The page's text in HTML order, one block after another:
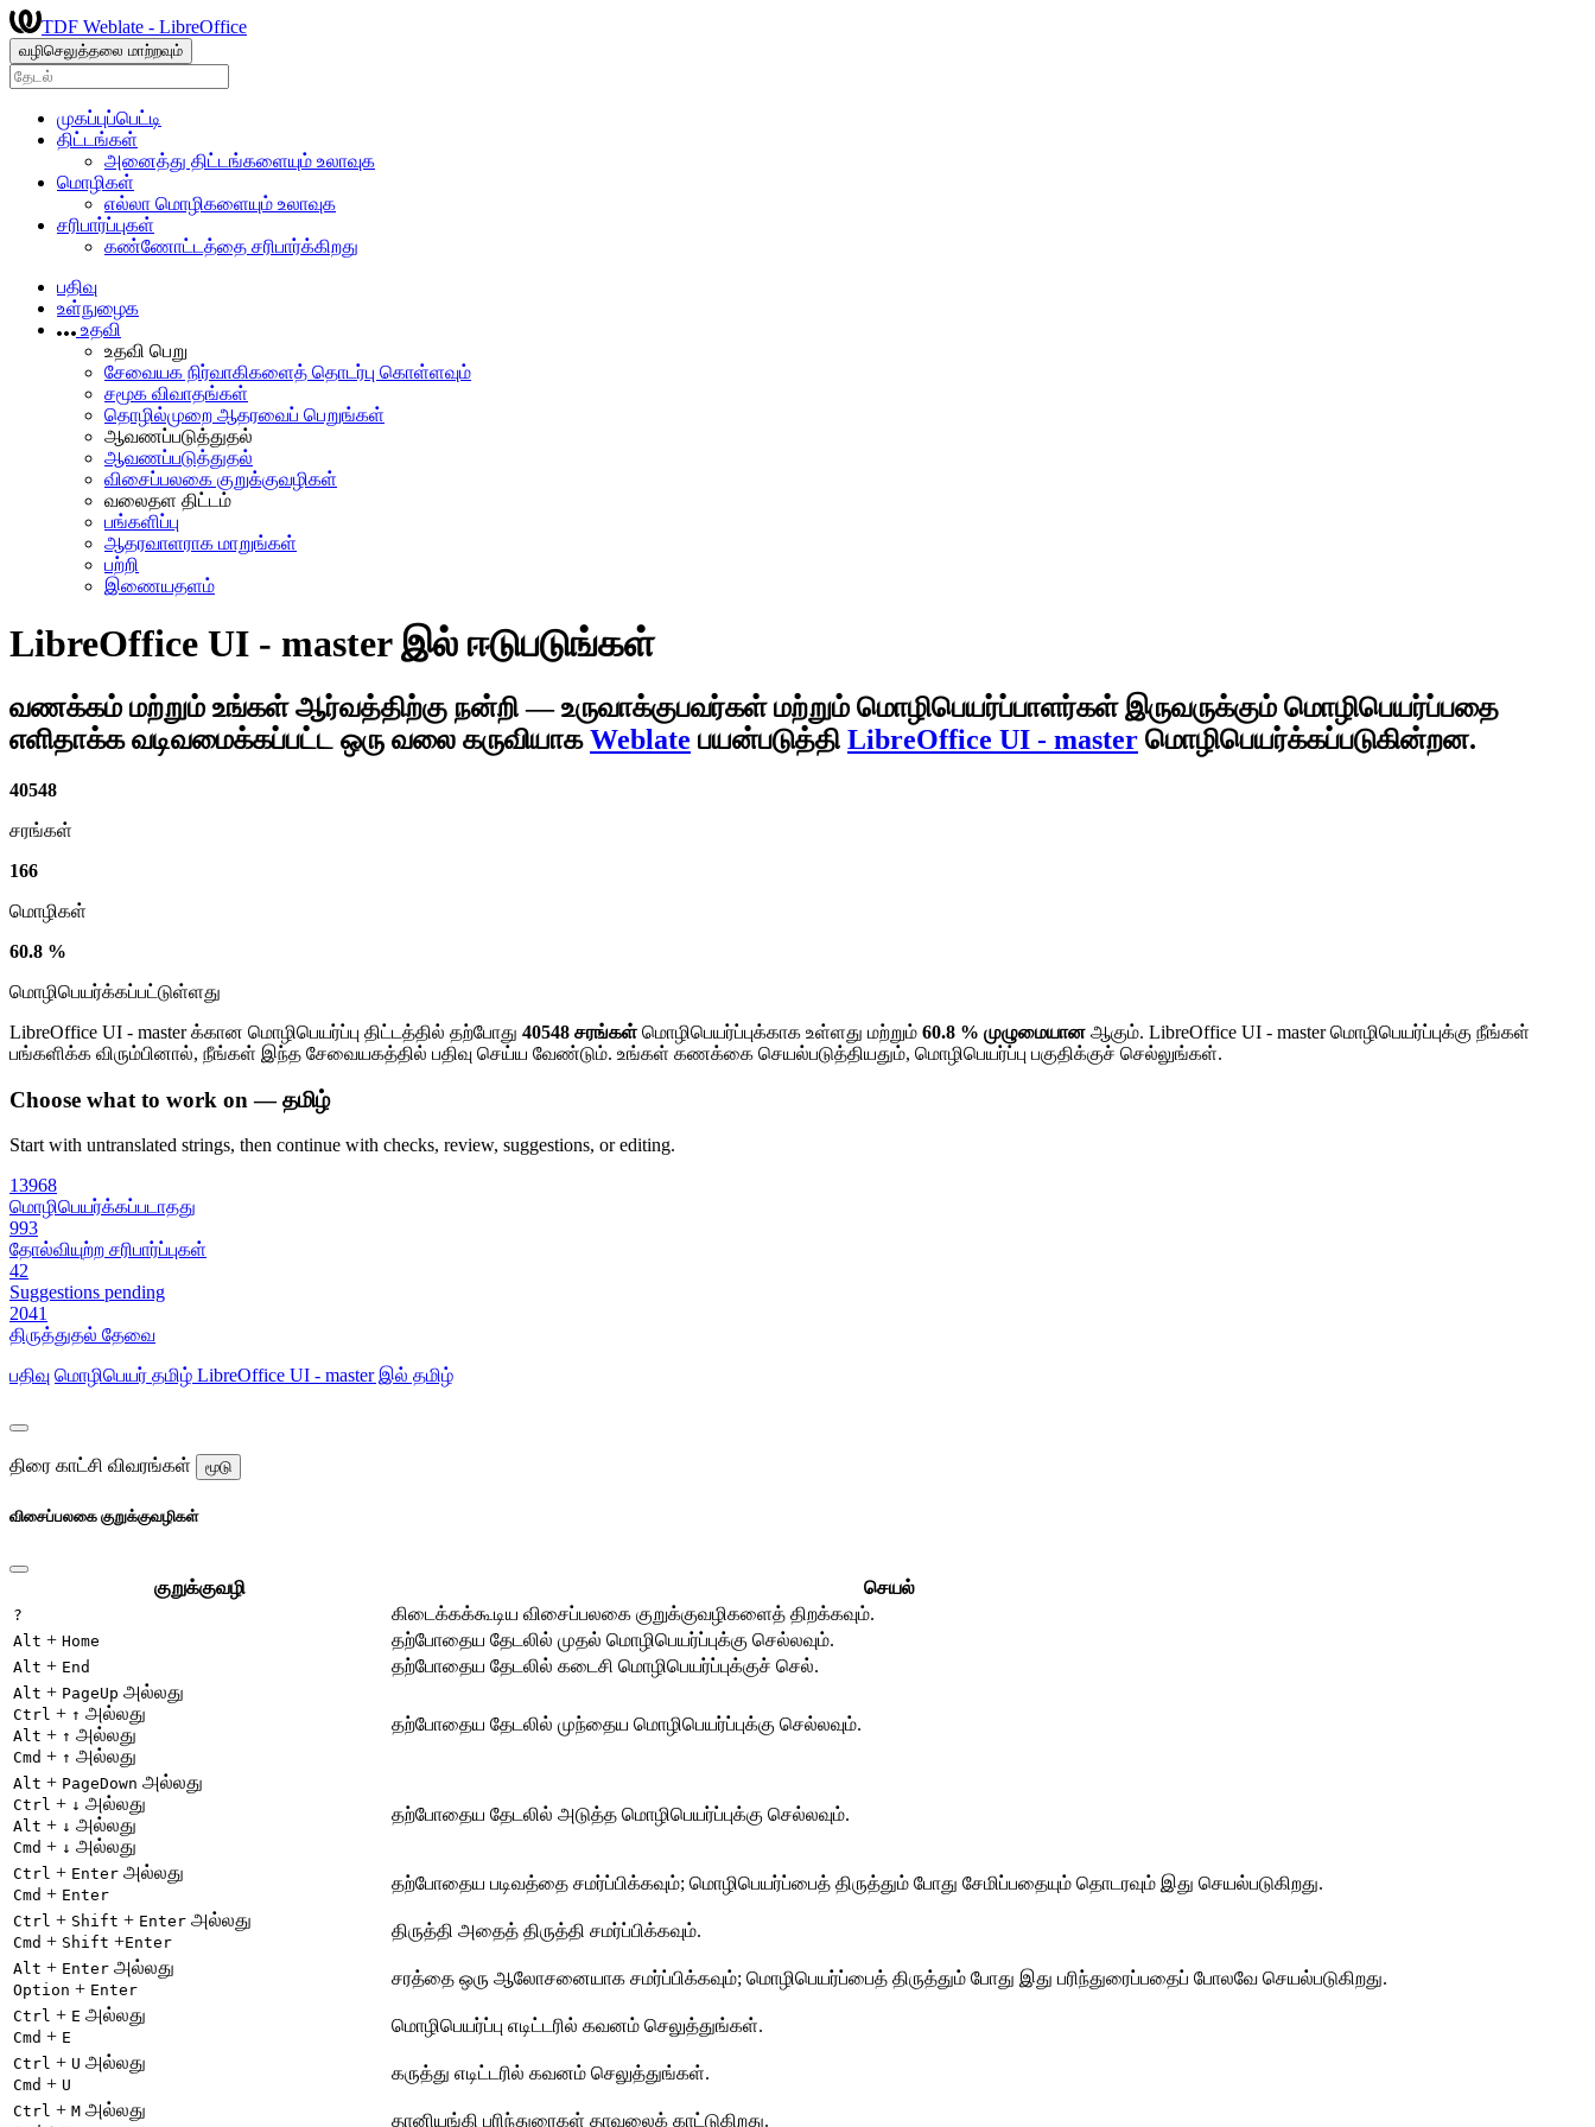
TDF Weblate - LibreOffice
வழிசெலுத்தலை மாற்றவும்
முகப்புப்பெட்டி
திட்டங்கள்
அனைத்து திட்டங்களையும் உலாவுக
மொழிகள்
எல்லா மொழிகளையும் உலாவுக
சரிபார்ப்புகள்
கண்ணோட்டத்தை சரிபார்க்கிறது
பதிவு
உள்நுழைக
உதவி
உதவி பெறு
சேவையக நிர்வாகிகளைத் தொடர்பு கொள்ளவும்
சமூக விவாதங்கள்
தொழில்முறை ஆதரவைப் பெறுங்கள்
ஆவணப்படுத்துதல்
ஆவணப்படுத்துதல்
விசைப்பலகை குறுக்குவழிகள்
வலைதள திட்டம்
பங்களிப்பு
ஆதரவாளராக மாறுங்கள்
பற்றி
இணையதளம்
LibreOffice UI - masterஇல் ஈடுபடுங்கள்
வணக்கம் மற்றும் உங்கள் ஆர்வத்திற்கு நன்றி— உருவாக்குபவர்கள் மற்றும் மொழிபெயர்ப்பாளர்கள் இருவருக்கும் மொழிபெயர்ப்பதை
எளிதாக்க வடிவமைக்கப்பட்ட ஒரு வலை கருவியாகWeblate பயன்படுத்தி LibreOffice UI - master மொழிபெயர்க்கப்படுகின்றன.
40548
சரங்கள்
166
மொழிகள்
60.8 %
மொழிபெயர்க்கப்பட்டுள்ளது
LibreOffice UI - master க்கான மொழிபெயர்ப்பு திட்டத்தில் தற்போது 40548 சரங்கள் மொழிபெயர்ப்புக்காக உள்ளது மற்றும் 60.8 % முழுமையான ஆகும். LibreOffice UI - master மொழிபெயர்ப்புக்கு நீங்கள்
பங்களிக்க விரும்பினால், நீங்கள் இந்த சேவையகத்தில் பதிவு செய்ய வேண்டும். உங்கள் கணக்கை செயல்படுத்தியதும், மொழிபெயர்ப்பு பகுதிக்குச் செல்லுங்கள்.
Choose what to work on — தமிழ்
Start with untranslated strings, then continue with checks, review, suggestions, or editing.
13968
மொழிபெயர்க்கப்படாதது
993
தோல்வியுற்ற சரிபார்ப்புகள்
42
Suggestions pending
2041
திருத்துதல் தேவை
பதிவு மொழிபெயர் தமிழ் LibreOffice UI - master இல் தமிழ்
திரை காட்சி விவரங்கள் மூடு
விசைப்பலகை குறுக்குவழிகள்
குறுக்குவழி செயல்
? கிடைக்கக்கூடிய விசைப்பலகை குறுக்குவழிகளைத் திறக்கவும்.
Alt + Home தற்போதைய தேடலில் முதல் மொழிபெயர்ப்புக்கு செல்லவும்.
Alt + End தற்போதைய தேடலில் கடைசி மொழிபெயர்ப்புக்குச் செல்.
Alt + PageUp அல்லது
Ctrl + ↑ அல்லது
Alt + ↑ அல்லது
Cmd + ↑ அல்லது
தற்போதைய தேடலில் முந்தைய மொழிபெயர்ப்புக்கு செல்லவும்.
Alt + PageDown அல்லது
Ctrl + ↓ அல்லது
Alt + ↓ அல்லது
Cmd + ↓ அல்லது
தற்போதைய தேடலில் அடுத்த மொழிபெயர்ப்புக்கு செல்லவும்.
Ctrl + Enter அல்லது
Cmd + Enter
தற்போதைய படிவத்தை சமர்ப்பிக்கவும்; மொழிபெயர்ப்பைத் திருத்தும் போது சேமிப்பதையும் தொடரவும் இது செயல்படுகிறது.
Ctrl + Shift + Enter அல்லது
Cmd + Shift +Enter
திருத்தி அதைத் திருத்தி சமர்ப்பிக்கவும்.
Alt + Enter அல்லது
Option + Enter
சரத்தை ஒரு ஆலோசனையாக சமர்ப்பிக்கவும்; மொழிபெயர்ப்பைத் திருத்தும் போது இது பரிந்துரைப்பதைப் போலவே செயல்படுகிறது.
Ctrl + E அல்லது
Cmd + E
மொழிபெயர்ப்பு எடிட்டரில் கவனம் செலுத்துங்கள்.
Ctrl + U அல்லது
Cmd + U
கருத்து எடிட்டரில் கவனம் செலுத்துங்கள்.
Ctrl + M அல்லது
தானியங்கி பரிந்துரைகள் தாவலைக் காட்டுகிறது.